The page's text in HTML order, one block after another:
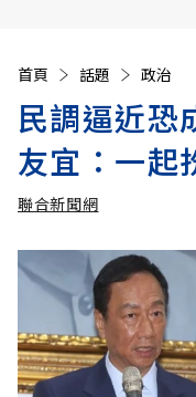
首頁 話題 政治
民調逼近恐
友宜：一起
聯合新聞網